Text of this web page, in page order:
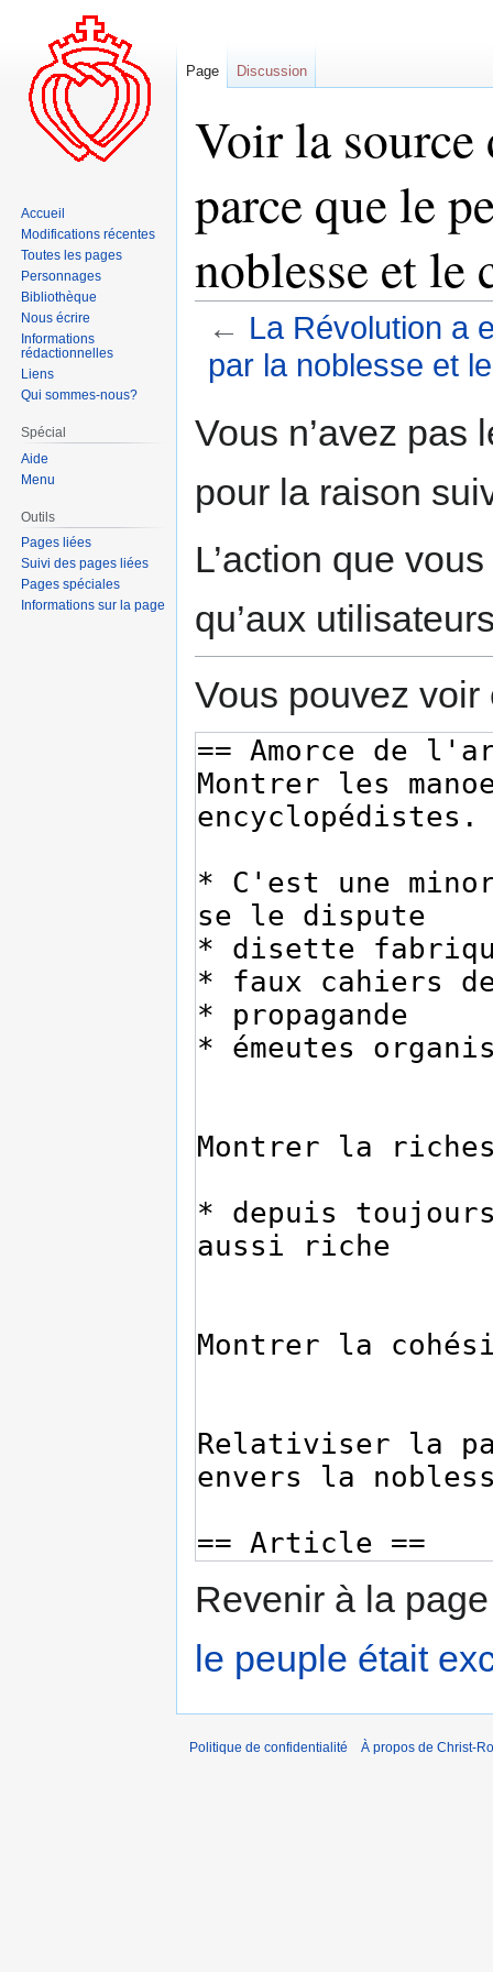
Voir la source
parce que le
noblesse et le
← La Révolution a
par la noblesse et
à
navigation
à
recherche
Vous n’avez pas
pour la raison
L’action que
qu’aux
Vous pouvez
Revenir à la
le peuple était
Page Discussion
Accueil
Modifications récentes
Toutes les pages
Personnages
Bibliothèque
Nous écrire
Informations
rédactionnelles
Liens
Qui sommes-nous?
Spécial
Aide
Menu
Outils
Pages liées
Suivi des pages liées
Pages spéciales
Informations sur la page
Politique de confidentialité À propos de Christ-